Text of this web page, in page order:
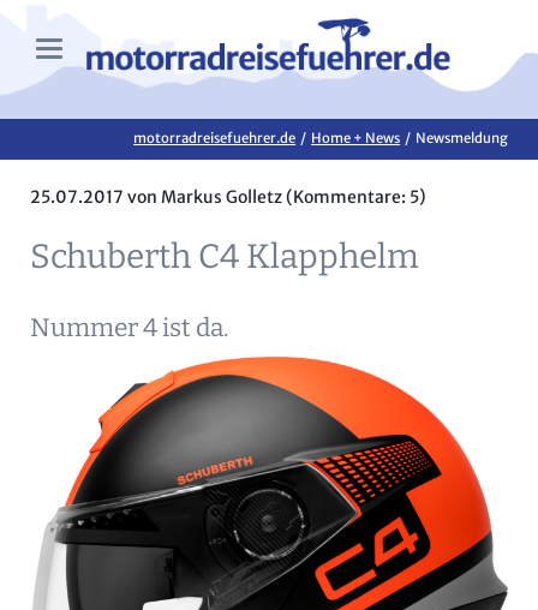
motorradreisefuehrer.de Home + News Newsmeldung
25.07.2017 von Markus Golletz (Kommentare: 5)
Schuberth C4 Klapphelm
Nummer 4 ist da.